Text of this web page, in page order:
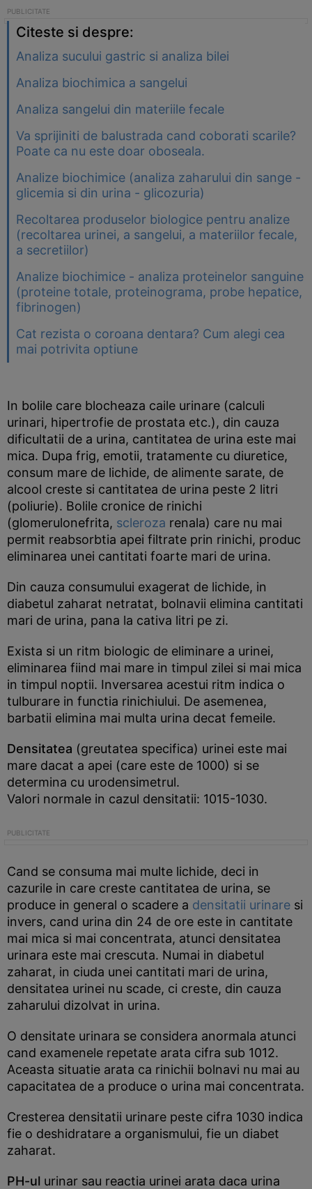
Citeste si despre:
Analiza sucului gastric si analiza bilei
Analiza biochimica a sangelui
Analiza sangelui din materiile fecale
Va sprijiniti de balustrada cand coborati scarile?
Poate ca nu este doar oboseala.
Analize biochimice (analiza zaharului din sange -
glicemia si din urina - glicozuria)
Recoltarea produselor biologice pentru analize
(recoltarea urinei, a sangelui, a materiilor fecale,
a secretiilor)
Analize biochimice - analiza proteinelor sanguine
(proteine totale, proteinograma, probe hepatice,
fibrinogen)
Cat rezista o coroana dentara? Cum alegi cea
mai potrivita optiune
In bolile care blocheaza caile urinare (calculi
urinari, hipertrofie de prostata etc.), din cauza
dificultatii de a urina, cantitatea de urina este mai
mica. Dupa frig, emotii, tratamente cu diuretice,
consum mare de lichide, de alimente sarate, de
alcool creste si cantitatea de urina peste 2 litri
(poliurie). Bolile cronice de rinichi
(glomerulonefrita, scleroza renala) care nu mai
permit reabsorbtia apei filtrate prin rinichi, produc
eliminarea unei cantitati foarte mari de urina.
Din cauza consumului exagerat de lichide, in
diabetul zaharat netratat, bolnavii elimina cantitati
mari de urina, pana la cativa litri pe zi.
Exista si un ritm biologic de eliminare a urinei,
eliminarea fiind mai mare in timpul zilei si mai mica
in timpul noptii. Inversarea acestui ritm indica o
tulburare in functia rinichiului. De asemenea,
barbatii elimina mai multa urina decat femeile.
Densitatea (greutatea specifica) urinei este mai
mare dacat a apei (care este de 1000) si se
determina cu urodensimetrul.
Valori normale in cazul densitatii: 1015-1030.
Cand se consuma mai multe lichide, deci in
cazurile in care creste cantitatea de urina, se
produce in general o scadere a densitatii urinare si
invers, cand urina din 24 de ore este in cantitate
mai mica si mai concentrata, atunci densitatea
urinara este mai crescuta. Numai in diabetul
zaharat, in ciuda unei cantitati mari de urina,
densitatea urinei nu scade, ci creste, din cauza
zaharului dizolvat in urina.
O densitate urinara se considera anormala atunci
cand examenele repetate arata cifra sub 1012.
Aceasta situatie arata ca rinichii bolnavi nu mai au
capacitatea de a produce o urina mai concentrata.
Cresterea densitatii urinare peste cifra 1030 indica
fie o deshidratare a organismului, fie un diabet
zaharat.
PH-ul urinar sau reactia urinei arata daca urina